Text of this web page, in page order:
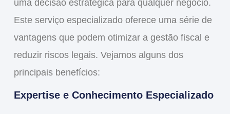
uma decisão estratégica para qualquer negócio.
Este serviço especializado oferece uma série de
vantagens que podem otimizar a gestão fiscal e
reduzir riscos legais. Vejamos alguns dos
principais benefícios:
Expertise e Conhecimento Especializado